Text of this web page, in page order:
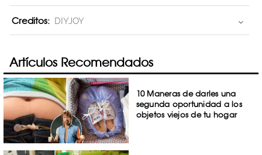
Creditos: DIYJOY
Artículos Recomendados
10 Maneras de darles una
segunda oportunidad a los
objetos viejos de tu hogar